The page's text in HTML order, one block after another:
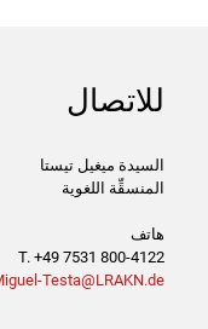
للاتصال
السيدة ميغيل تيستا
المنسقِّة اللغوية
هاتف
T. +49 7531 800-4122
Testa@LRAKN.de